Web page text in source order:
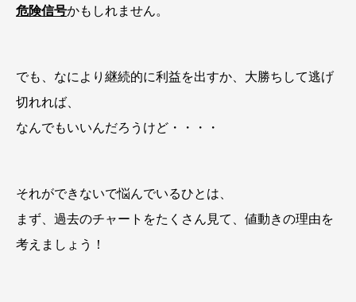
危険信号かもしれません。
でも、なにより継続的に利益を出すか、大勝ちして逃げ
切れれば、
なんでもいいんだろうけど・・・・
それができないで悩んでいるひとは、
まず、過去のチャートをたくさん見て、値動きの理由を
考えましょう！